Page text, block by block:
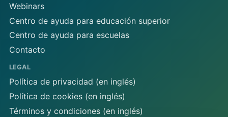
Webinars
Centro de ayuda para educación superior
Centro de ayuda para escuelas
Contacto
LEGAL
Política de privacidad (en inglés)
Política de cookies (en inglés)
Términos y condiciones (en inglés)